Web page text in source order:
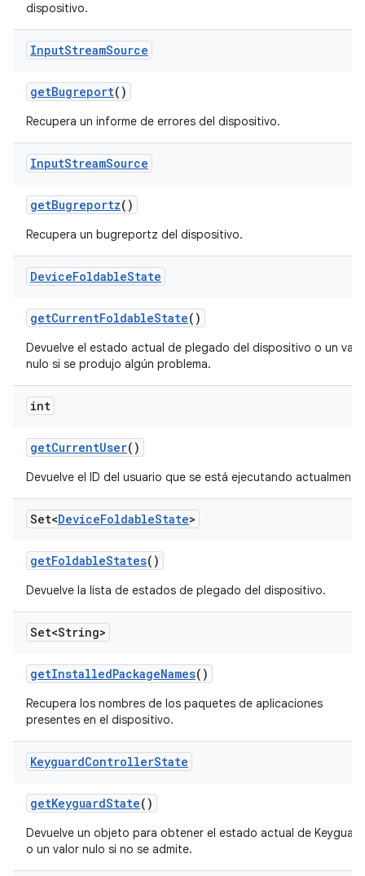
dispositivo.
InputStreamSource
getBugreport()
Recupera un informe de errores del dispositivo.
InputStreamSource
getBugreportz()
Recupera un bugreportz del dispositivo.
DeviceFoldableState
getCurrentFoldableState()
Devuelve el estado actual de plegado del dispositivo o un
nulo si se produjo algún problema.
int
getCurrentUser()
Devuelve el ID del usuario que se está ejecutando actualmente.
Set<DeviceFoldableState>
getFoldableStates()
Devuelve la lista de estados de plegado del dispositivo.
Set<String>
getInstalledPackageNames()
Recupera los nombres de los paquetes de aplicaciones
presentes en el dispositivo.
KeyguardControllerState
getKeyguardState()
Devuelve un objeto para obtener el estado actual de Keyguard
o un valor nulo si no se admite.